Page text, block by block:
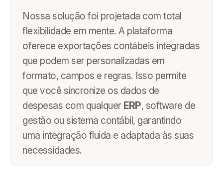
Nossa solução foi projetada com total
flexibilidade em mente. A plataforma
oferece exportações contábeis integradas
que podem ser personalizadas em
formato, campos e regras. Isso permite
que você sincronize os dados de
despesas com qualquer ERP, software de
gestão ou sistema contábil, garantindo
uma integração fluida e adaptada às suas
necessidades.